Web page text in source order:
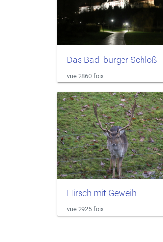
Das Bad Iburger Schloß
vue 2860 fois
Hirsch mit Geweih
vue 2925 fois